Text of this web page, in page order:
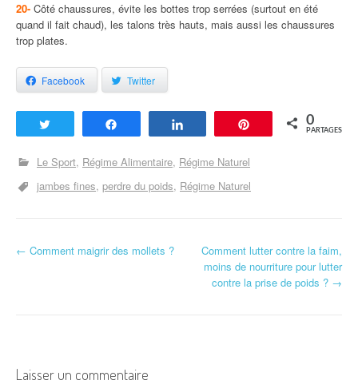
20- Côté chaussures, évite les bottes trop serrées (surtout en été
quand il fait chaud), les talons très hauts, mais aussi les chaussures
trop plates.
Facebook Twitter
Enregistrer
0
PARTAGES
Le Sport Régime Alimentaire Régime Naturel
jambes fines perdre du poids Régime Naturel
Navigation d'article
← Comment maigrir des mollets ?
Comment lutter contre la faim,
moins de nourriture pour lutter
contre la prise de poids ? →
Laisser un commentaire